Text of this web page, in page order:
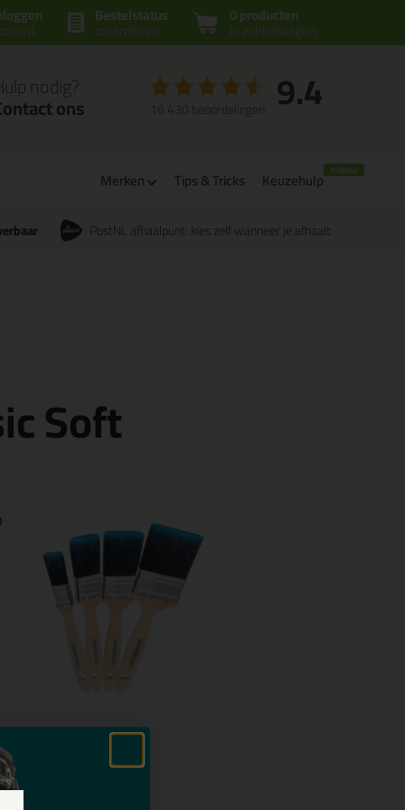
0 producten
in winkelwagen
Bestelstatus
controleren
nodig?
ons 9.4
16.430 beoordelingen
Merken Tips & Tricks Keuzehulp
PostNL afhaalpunt: kies zelf wanneer je afhaalt
Soft